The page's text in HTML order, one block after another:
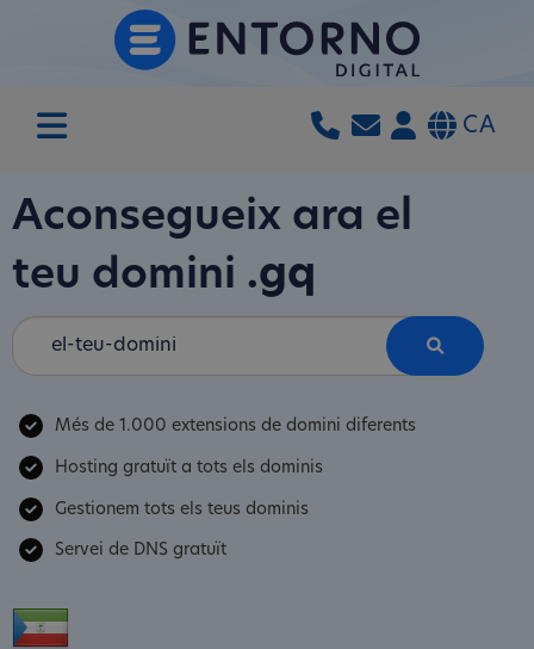
CA
Aconsegueix ara el
teu domini .gq
Més de 1.000 extensions de domini diferents
Hosting gratuït a tots els dominis
Gestionem tots els teus dominis
Servei de DNS gratuït